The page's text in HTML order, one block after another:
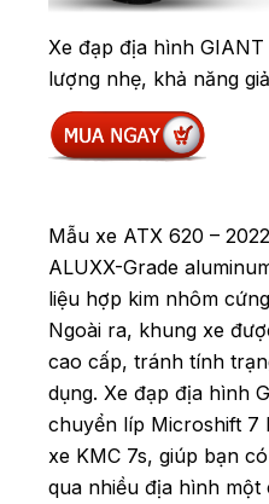
Xe đạp địa hình
lượng nhẹ, khả năng
Mẫu xe ATX 620 –
ALUXX-Grade
liệu hợp kim nhôm
Ngoài ra, khung xe
cao cấp, tránh tính
dụng. Xe đạp địa hình
chuyển líp Microshift 7
xe KMC 7s, giúp bạn
qua nhiều địa hình